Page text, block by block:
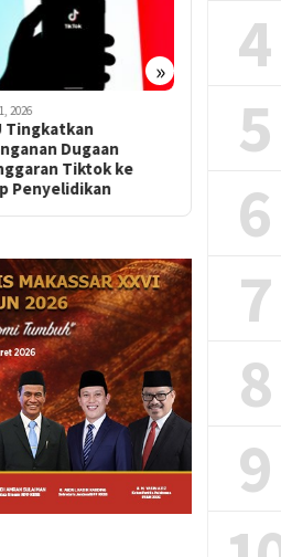
»
2026
Tingkatkan
Dugaan
Tiktok ke
Penyelidikan
August 1, 2026
Bupati
Komitmen
4
5
6
7
8
9